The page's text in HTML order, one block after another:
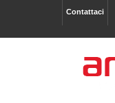
Contattaci